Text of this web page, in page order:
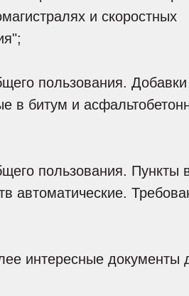
и скоростных
пользования. Добавки
в битум и
пользования. Пункты
автоматические.
интересные документы